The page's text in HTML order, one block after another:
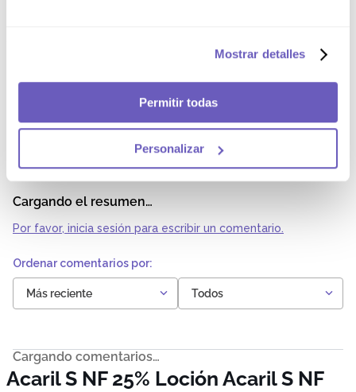
Mostrar detalles
Permitir todas
Personalizar
Benzoato de Bencilo 25 g; Excipientes c.s.p. 100 mL. Lista
Carbomero 940; Metilparabeno; Propilparabeno; Agua
Purificada.
Cargando el resumen…
Por favor, inicia sesión para escribir un comentario.
Más reciente Todos
Cargando comentarios…
Acaril S NF 25% Loción Acaril S NF